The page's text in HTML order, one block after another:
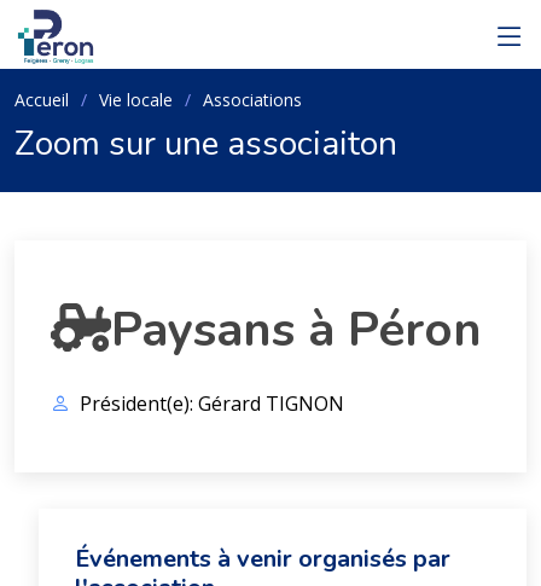
Accueil Vie locale Associations
Zoom sur une associaiton
Paysans à Péron
Président(e): Gérard TIGNON
Événements à venir organisés par